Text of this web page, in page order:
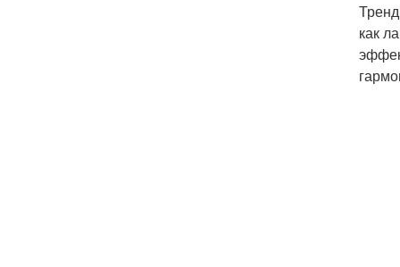
как